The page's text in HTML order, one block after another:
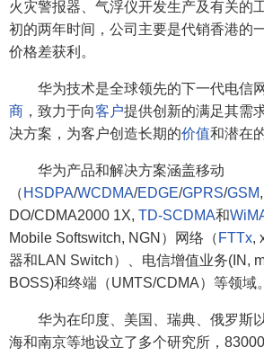
火灾警报器、气浮仪开发生产及有关的
初的两年时间，公司主要是代销香港的
价格差获利。
华为技术是全球领先的下一代电信
商 ，致力于向客户提供创新的满足其需
决方案，为客户创造长期的价值和潜在
华为产品和解决方案涵盖移动
（ HSDPA/WCDMA/EDGE/GPRS/GSM
DO/CDMA2000 1X, TD-SCDMA和
Mobile Softswitch, NGN）网络（ FTTx,
器和LAN Switch）、电信增值业务(IN,
BOSS)和终端（UMTS/CDMA）等领域。
华为在印度、美国、瑞典、俄罗斯
海和南京等地设立了多个研究所，